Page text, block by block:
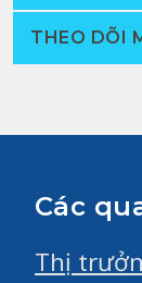
THEO DÕI
Các
Thị